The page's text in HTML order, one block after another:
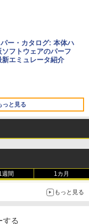
定】 HP ノートパソコ
16GBメモリ 512GB
5
ン WE1-K3 (MS 365 P
ー搭載/Win 11/15.6型/
512GB/ホワイト) FM
(マインクラフ
Edition | オンライ
ー・カタログ: 本体ハ
フトウェアのパーフ
エミュレータ紹介
っと見る
色調調節ライト、12
、広告なし、ブラッ
に優しい、かさばら
週間 1カ月
もっと見る
する